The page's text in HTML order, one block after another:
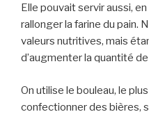
Elle pouvait servir aussi,
rallonger la farine du pain.
valeurs nutritives, mais
d’augmenter la quantité de
On utilise le bouleau, le
confectionner des bières,